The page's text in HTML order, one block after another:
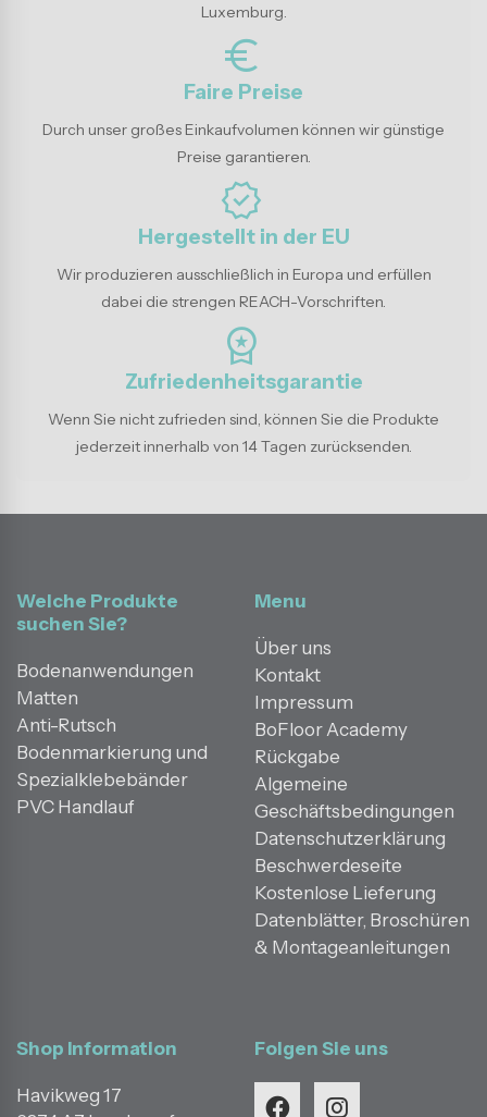
Luxemburg.
euro_symbol
Faire Preise
Durch unser großes Einkaufvolumen können wir günstige
Preise garantieren.
verified
Hergestellt in der EU
Wir produzieren ausschließlich in Europa und erfüllen
dabei die strengen REACH-Vorschriften.
workspace_premium
Zufriedenheitsgarantie
Wenn Sie nicht zufrieden sind, können Sie die Produkte
jederzeit innerhalb von 14 Tagen zurücksenden.
Welche Produkte
suchen Sie?
Bodenanwendungen
Matten
Anti-Rutsch
Bodenmarkierung und
Spezialklebebänder
PVC Handlauf
Folgen Sie uns
Shop Information
Havikweg 17
Menu
Über uns
Kontakt
Impressum
BoFloor Academy
Rückgabe
Algemeine
Geschäftsbedingungen
Datenschutzerklärung
Beschwerdeseite
Kostenlose Lieferung
Datenblätter, Broschüren
& Montageanleitungen